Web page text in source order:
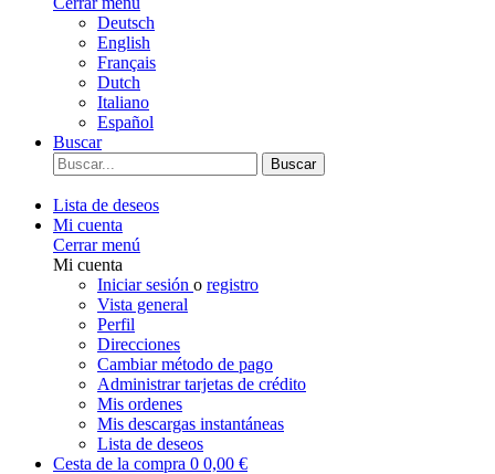
Deutsch
English
Français
Dutch
Italiano
Español
Buscar
Buscar
Lista de deseos
Mi cuenta
Cerrar menú
Mi cuenta
Iniciar sesión o registro
Vista general
Perfil
Direcciones
Cambiar método de pago
Administrar tarjetas de crédito
Mis ordenes
Mis descargas instantáneas
Lista de deseos
Cesta de la compra 0 0,00 €